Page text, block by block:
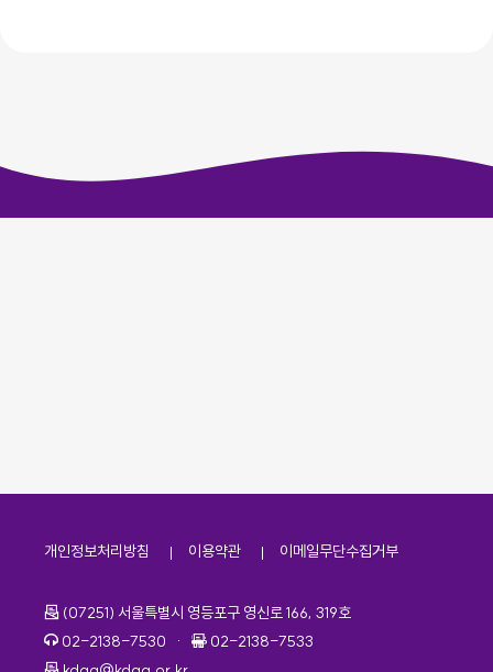
개인정보처리방침 이용약관 이메일무단수집거부
주소
(07251) 서울특별시 영등포구 영신로 166, 319호
전화번호
02-2138-7530 · 팩스번호
02-2138-7533